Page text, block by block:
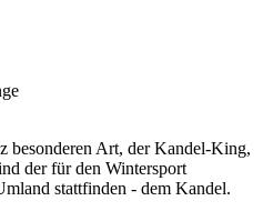
besonderen Art, der Kandel-King,
der für den Wintersport
stattfinden - dem Kandel.